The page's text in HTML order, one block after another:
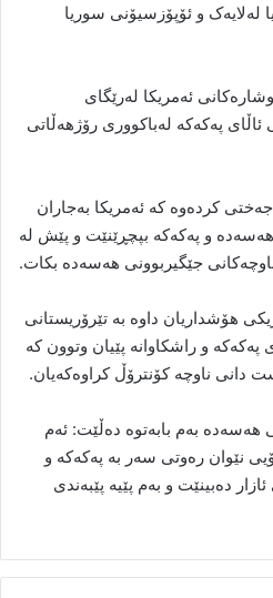
لەلایەک و ئۆپۆزسیۆنی سوریا
ئەمریکا لەرێگای
پەکەکە لەباکووری رۆژهەڵاتی
کردەوە کە ئەمریکا بەجاران
هەسەدە و پەکەکە بپچڕێنێت و پێش لە
جێگیربوونی هەسەدە بکات.
هۆشداریان داوە بە تێرۆریستانی
و راشکاوانە پێیان وتوون کە
دانی ناوچە کۆنترۆڵ کراوەکەیان.
هەسەدە بەم بابەتوە دەڵێت: ئەم
نێوان رەوتی سەر بە پەکەکە و
دەبینێت و بەم پێیە پێبەندی